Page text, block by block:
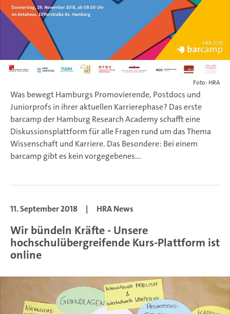
Foto: HRA
Was bewegt Hamburgs Promovierende, Postdocs und
Juniorprofs in ihrer aktuellen Karrierephase? Das erste
barcamp der Hamburg Research Academy schafft eine
Diskussionsplattform für alle Fragen rund um das Thema
Wissenschaft und Karriere. Das Besondere: Bei einem
barcamp gibt es kein vorgegebenes...
11. September 2018 | HRA News
Wir bündeln Kräfte - Unsere
hochschulübergreifende Kurs-Plattform ist
online